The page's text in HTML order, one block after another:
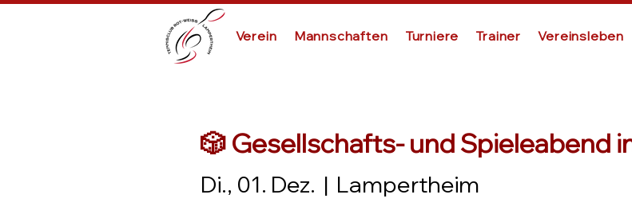
Verein Mannschaften Turniere Trainer Vereinsleben
🎲 Gesellschafts- und Spieleabend
Di., 01. Dez.
  |
Lampertheim